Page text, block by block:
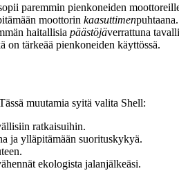
paremmin pienkoneiden
moottorin kaasuttimenpuhtaana.
haitallisia päästöjäverrattuna
on tärkeää pienkoneiden käyttössä.
muutamia syitä valita Shell:
ratkaisuihin.
ja ylläpitämään suorituskykyä.
ekologista jalanjälkeäsi.